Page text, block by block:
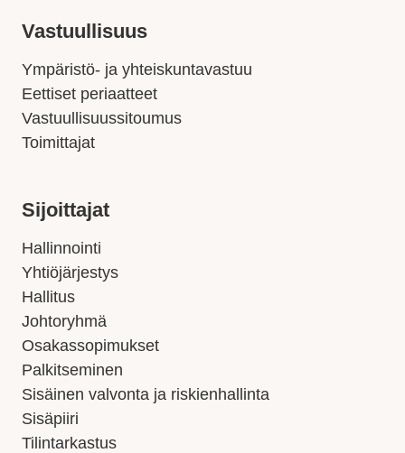
Vastuullisuus
Ympäristö- ja yhteiskuntavastuu
Eettiset periaatteet
Vastuullisuussitoumus
Toimittajat
Sijoittajat
Hallinnointi
Yhtiöjärjestys
Hallitus
Johtoryhmä
Osakassopimukset
Palkitseminen
Sisäinen valvonta ja riskienhallinta
Sisäpiiri
Tilintarkastus